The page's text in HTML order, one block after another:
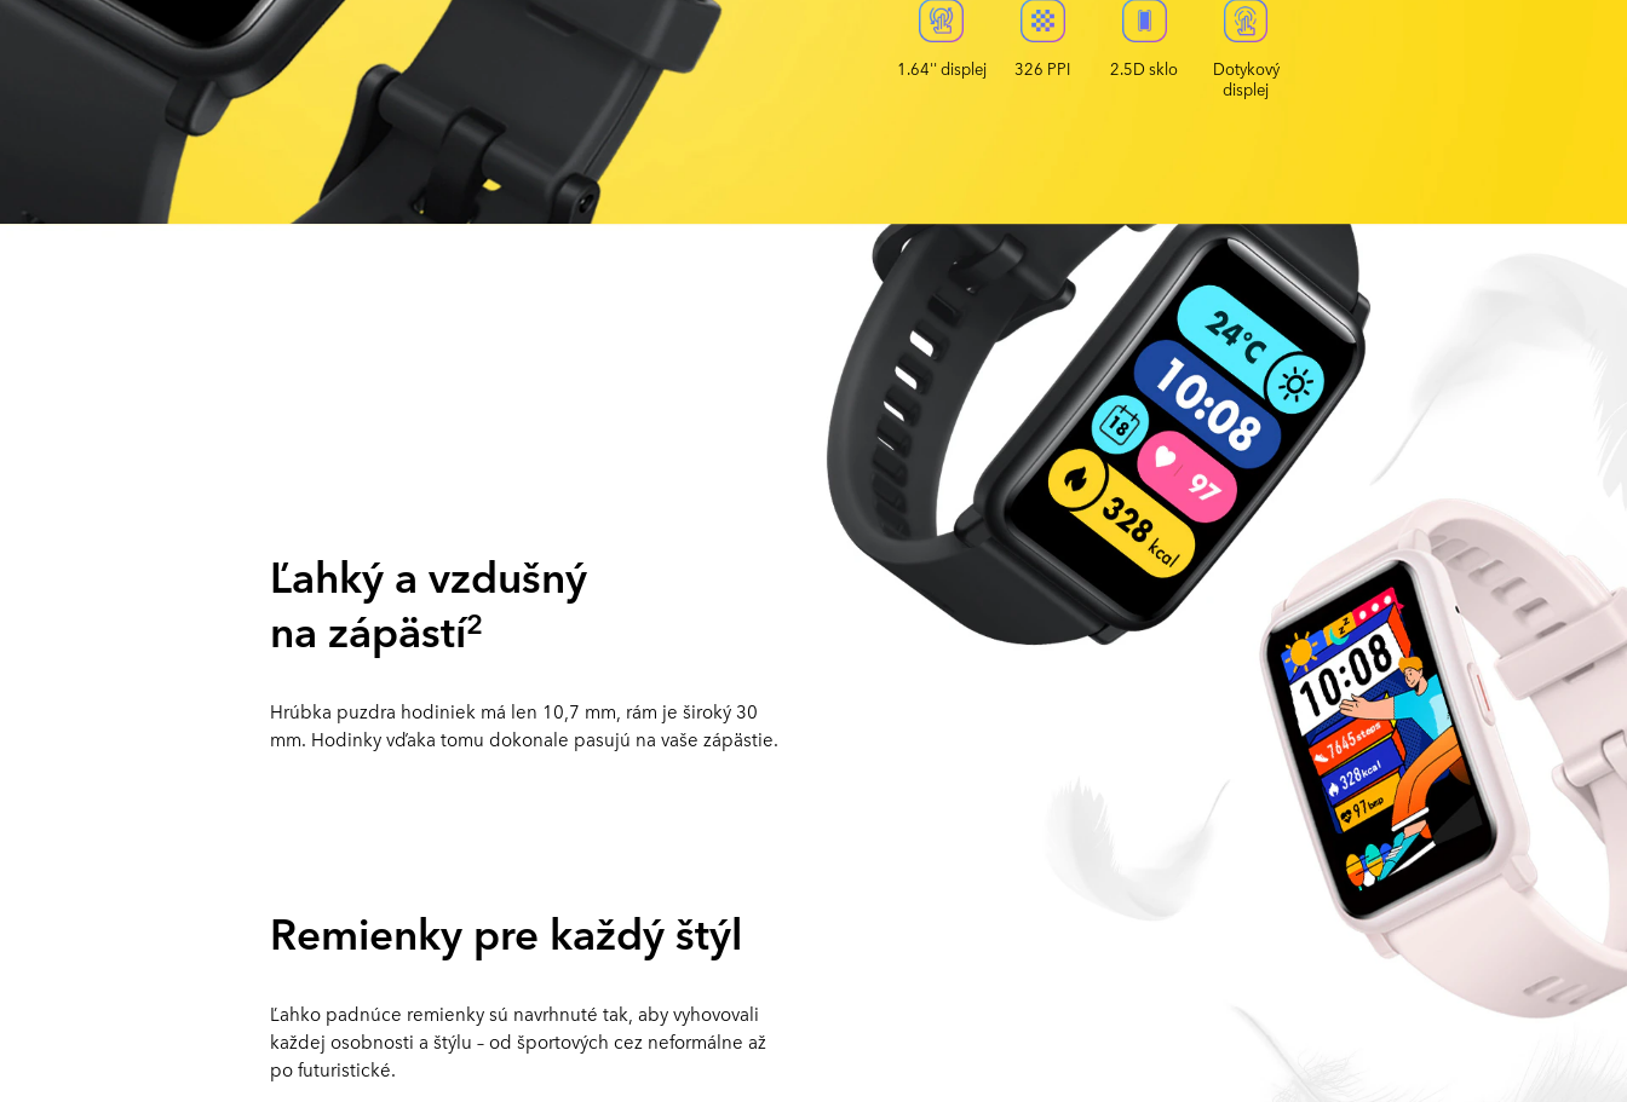
1.64'' displej 326 PPI 2.5D sklo
Dotykový
displej
Ľahký a vzdušný
na zápästí2
Hrúbka puzdra hodiniek má len 10,7 mm, rám je široký 30
mm. Hodinky vďaka tomu dokonale pasujú na vaše zápästie.
Remienky pre každý štýl
Ľahko padnúce remienky sú navrhnuté tak, aby vyhovovali
každej osobnosti a štýlu – od športových cez neformálne až
po futuristické.